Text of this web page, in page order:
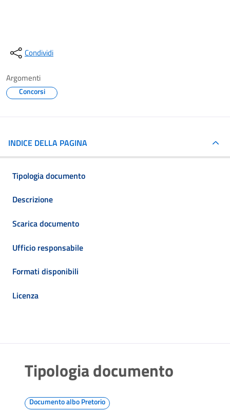
Condividi
Argomenti
Concorsi
INDICE DELLA PAGINA
Tipologia documento
Descrizione
Scarica documento
Ufficio responsabile
Formati disponibili
Licenza
Tipologia documento
Documento albo Pretorio